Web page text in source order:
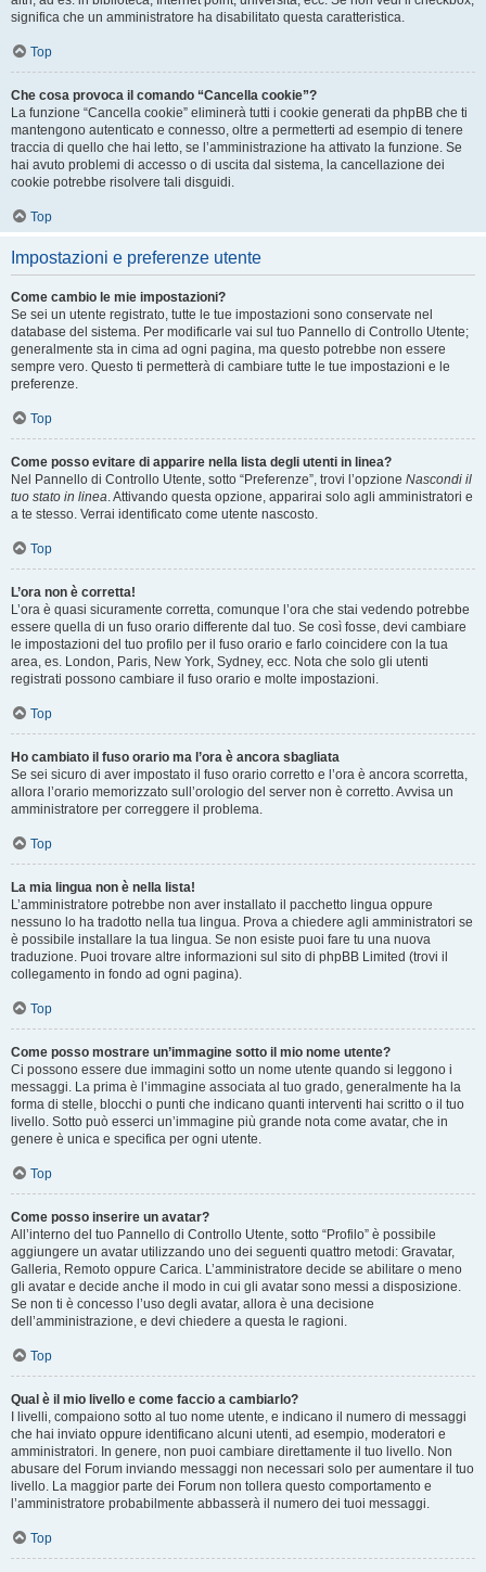
significa che un amministratore ha disabilitato questa caratteristica.
Top
Che cosa provoca il comando “Cancella cookie”?
La funzione “Cancella cookie” eliminerà tutti i cookie generati da phpBB che ti
mantengono autenticato e connesso, oltre a permetterti ad esempio di tenere
traccia di quello che hai letto, se l’amministrazione ha attivato la funzione. Se
hai avuto problemi di accesso o di uscita dal sistema, la cancellazione dei
cookie potrebbe risolvere tali disguidi.
Top
Impostazioni e preferenze utente
Come cambio le mie impostazioni?
Se sei un utente registrato, tutte le tue impostazioni sono conservate nel
database del sistema. Per modificarle vai sul tuo Pannello di Controllo Utente;
generalmente sta in cima ad ogni pagina, ma questo potrebbe non essere
sempre vero. Questo ti permetterà di cambiare tutte le tue impostazioni e le
preferenze.
Top
Come posso evitare di apparire nella lista degli utenti in linea?
Nel Pannello di Controllo Utente, sotto “Preferenze”, trovi l’opzione Nascondi il
tuo stato in linea. Attivando questa opzione, apparirai solo agli amministratori e
a te stesso. Verrai identificato come utente nascosto.
Top
L’ora non è corretta!
L’ora è quasi sicuramente corretta, comunque l’ora che stai vedendo potrebbe
essere quella di un fuso orario differente dal tuo. Se così fosse, devi cambiare
le impostazioni del tuo profilo per il fuso orario e farlo coincidere con la tua
area, es. London, Paris, New York, Sydney, ecc. Nota che solo gli utenti
registrati possono cambiare il fuso orario e molte impostazioni.
Top
Ho cambiato il fuso orario ma l’ora è ancora sbagliata
Se sei sicuro di aver impostato il fuso orario corretto e l’ora è ancora scorretta,
allora l’orario memorizzato sull’orologio del server non è corretto. Avvisa un
amministratore per correggere il problema.
Top
La mia lingua non è nella lista!
L’amministratore potrebbe non aver installato il pacchetto lingua oppure
nessuno lo ha tradotto nella tua lingua. Prova a chiedere agli amministratori se
è possibile installare la tua lingua. Se non esiste puoi fare tu una nuova
traduzione. Puoi trovare altre informazioni sul sito di phpBB Limited (trovi il
collegamento in fondo ad ogni pagina).
Top
Come posso mostrare un’immagine sotto il mio nome utente?
Ci possono essere due immagini sotto un nome utente quando si leggono i
messaggi. La prima è l’immagine associata al tuo grado, generalmente ha la
forma di stelle, blocchi o punti che indicano quanti interventi hai scritto o il tuo
livello. Sotto può esserci un’immagine più grande nota come avatar, che in
genere è unica e specifica per ogni utente.
Top
Come posso inserire un avatar?
All’interno del tuo Pannello di Controllo Utente, sotto “Profilo” è possibile
aggiungere un avatar utilizzando uno dei seguenti quattro metodi: Gravatar,
Galleria, Remoto oppure Carica. L’amministratore decide se abilitare o meno
gli avatar e decide anche il modo in cui gli avatar sono messi a disposizione.
Se non ti è concesso l’uso degli avatar, allora è una decisione
dell’amministrazione, e devi chiedere a questa le ragioni.
Top
Qual è il mio livello e come faccio a cambiarlo?
I livelli, compaiono sotto al tuo nome utente, e indicano il numero di messaggi
che hai inviato oppure identificano alcuni utenti, ad esempio, moderatori e
amministratori. In genere, non puoi cambiare direttamente il tuo livello. Non
abusare del Forum inviando messaggi non necessari solo per aumentare il tuo
livello. La maggior parte dei Forum non tollera questo comportamento e
l’amministratore probabilmente abbasserà il numero dei tuoi messaggi.
Top